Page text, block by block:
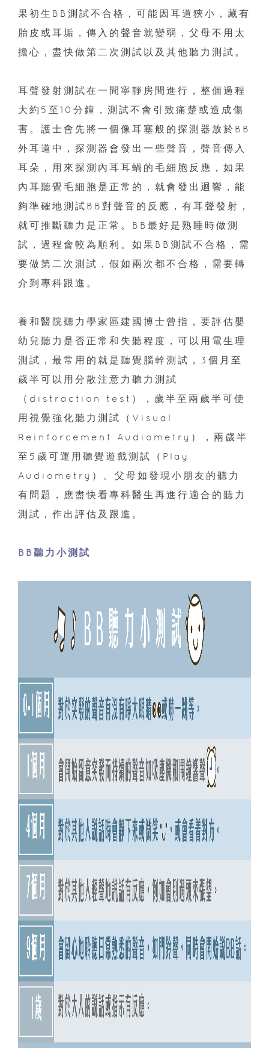
果初生BB測試不合格，可能因耳道狹小，藏有
胎皮或耳垢，傳入的聲音就變弱，父母不用太
擔心，盡快做第二次測試以及其他聽力測試。
耳聲發射測試在一間寧靜房間進行，整個過程
大約5至10分鐘，測試不會引致痛楚或造成傷
害。護士會先將一個像耳塞般的探測器放於BB
外耳道中，探測器會發出一些聲音，聲音傳入
耳朵，用來探測內耳耳蝸的毛細胞反應，如果
內耳聽覺毛細胞是正常的，就會發出迴響，能
夠準確地測試BB對聲音的反應，有耳聲發射，
就可推斷聽力是正常。BB最好是熟睡時做測
試，過程會較為順利。如果BB測試不合格，需
要做第二次測試，假如兩次都不合格，需要轉
介到專科跟進。
養和醫院聽力學家區建國博士曾指，要評估嬰
幼兒聽力是否正常和失聽程度，可以用電生理
測試，最常用的就是聽覺腦幹測試，3個月至
歲半可以用分散注意力聽力測試
（distraction test），歲半至兩歲半可使
用視覺強化聽力測試（Visual
Reinforcement Audiometry），兩歲半
至5歲可運用聽覺遊戲測試（Play
Audiometry）。父母如發現小朋友的聽力
有問題，應盡快看專科醫生再進行適合的聽力
測試，作出評估及跟進。
BB聽力小測試